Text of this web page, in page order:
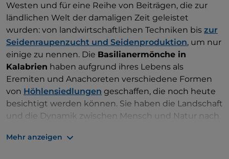
Westen und für eine Reihe von Beiträgen, die zur
ländlichen Welt der damaligen Zeit geleistet
wurden: von landwirtschaftlichen Techniken bis zur
Seidenraupenzucht und Seidenproduktion, um nur
einige zu nennen. Die Basilianermönche in
Kalabrien haben aufgrund ihres Lebens als
Eremiten und Anachoreten verschiedene Formen
von Höhlensiedlungen geschaffen, die noch heute
besichtigt werden können. Sie haben die Landschaft
und die Dynamik zwischen Mensch und Natur nach
bereits im gesamten Mittelmeerraum weit
Mehr anzeigen